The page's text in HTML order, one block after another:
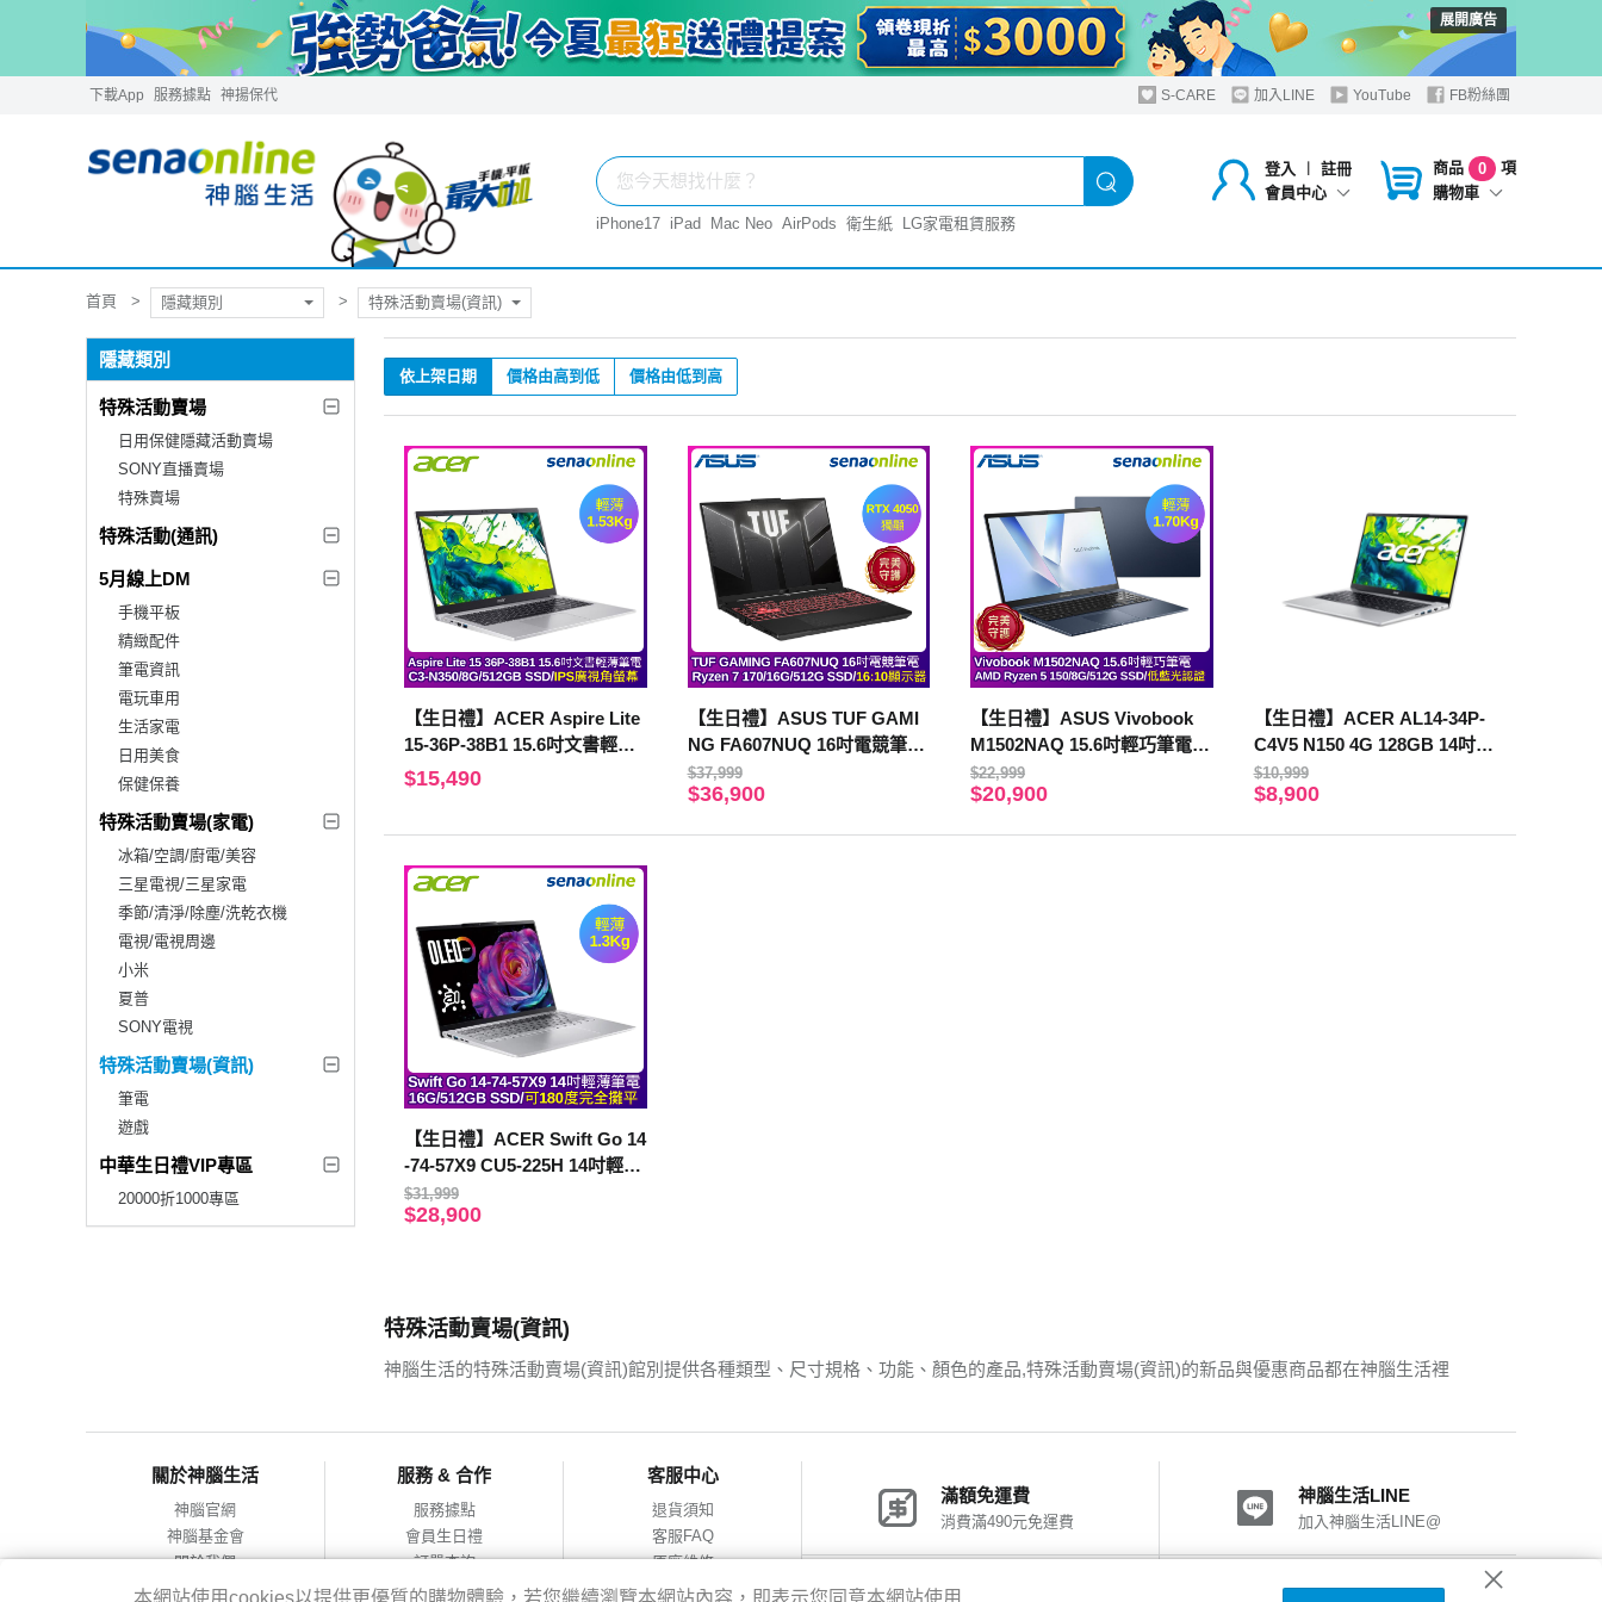
展開廣告
下載App 服務據點 神揚保代 S-CARE 加入LINE YouTube FB粉絲團
登入 ︱
註冊
會員中心
商品 0
項
購物車
iPhone17 iPad Mac Neo AirPods 衛生紙 LG家電租賃服務
首頁 隱藏類別 特殊活動賣場(資訊)
隱藏類別
特殊活動賣場
日用保健隱藏活動賣場
SONY直播賣場
特殊賣場
特殊活動(通訊)
5月線上DM
手機平板
精緻配件
筆電資訊
電玩車用
生活家電
日用美食
保健保養
特殊活動賣場(家電)
冰箱/空調/廚電/美容
三星電視/三星家電
季節/清淨/除塵/洗乾衣機
電視/電視周邊
小米
夏普
SONY電視
特殊活動賣場(資訊)
筆電
遊戲
中華生日禮VIP專區
20000折1000專區
依上架日期 價格由高到低 價格由低到高
【生日禮】ACER Aspire Lite
15-36P-38B1 15.6吋文書輕薄
筆電 (C3-N350/8G/512GB SS
$15,490
【生日禮】ASUS TUF GAMI
NG FA607NUQ 16吋電競筆電
(Ryzen 7 170/16G/512G SSD/
RTX 4050/灰)
$37,999
$36,900
【生日禮】ASUS Vivobook
M1502NAQ 15.6吋輕巧筆電
(AMD Ryzen 5 150/8G/512G
SSD/藍)
$22,999
$20,900
【生日禮】ACER AL14-34P-
C4V5 N150 4G 128GB 14吋
銀
$10,999
$8,900
【生日禮】ACER Swift Go 14
-74-57X9 CU5-225H 14吋輕薄
筆電 (16G/512GB SSD/銀)
$31,999
$28,900
特殊活動賣場(資訊)
神腦生活的特殊活動賣場(資訊)館別提供各種類型、尺寸規格、功能、顏色的產品,特殊活動賣場(資訊)的新品與優惠商品都在神腦生活裡
關於神腦生活
神腦官網
神腦基金會
關於我們
會員服務條款
服務 & 合作
服務據點
會員生日禮
訂單查詢
合作提案
客服中心
退貨須知
客服FAQ
原廠維修
網購包裝減量
滿額免運費
消費滿490元免運費
神腦生活LINE
加入神腦生活LINE@
神腦會員福利 神腦國際粉絲團
本網站使用cookies以提供更優質的購物體驗，若您繼續瀏覽本網站內容，即表示您同意本網站使用